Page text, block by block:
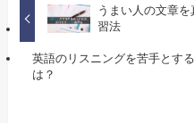
うまい人の文章
習法
英語のリスニングを苦手とす
は？